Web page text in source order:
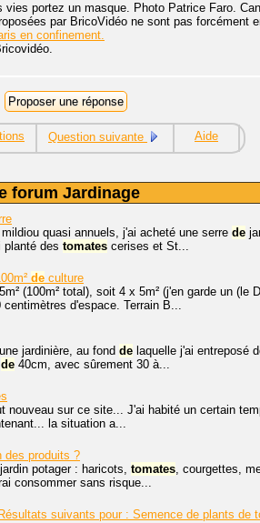
vies portez un masque. Photo Patrice Faro.
par BricoVidéo ne sont pas forcément
en confinement.
Question suivante Aide
forum Jardinage
mildiou quasi annuels, j'ai acheté une serre de
planté des tomates cerises et St...
de culture
(100m² total), soit 4 x 5m² (j'en garde un
centimètres d'espace. Terrain B...
jardinière, au fond de laquelle j'ai entreposé
de 40cm, avec sûrement 30 à...
sur ce site... J'ai habité un certain
la situation a...
des produits ?
potager : haricots, tomates, courgettes,
consommer sans risque...
suivants pour : Semence de plants de